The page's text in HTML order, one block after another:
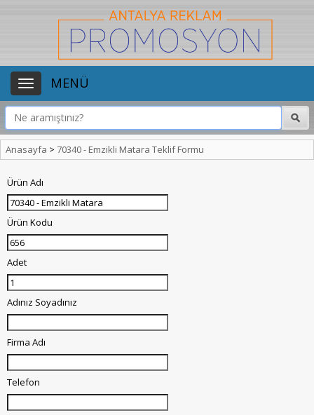
MENÜ
Anasayfa > 70340 - Emzikli Matara Teklif Formu
Ürün Adı
Ürün Kodu
Adet
Adınız Soyadınız
Firma Adı
Telefon